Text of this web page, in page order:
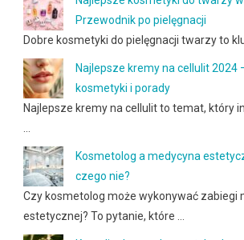
Przewodnik po pielęgnacji
Dobre kosmetyki do pielęgnacji twarzy to
Najlepsze kremy na cellulit 2024
kosmetyki i porady
Najlepsze kremy na cellulit to temat, który
Kosmetolog a medycyna
czego nie?
Czy kosmetolog może wykonywać zabiegi
estetycznej? To pytanie, które …